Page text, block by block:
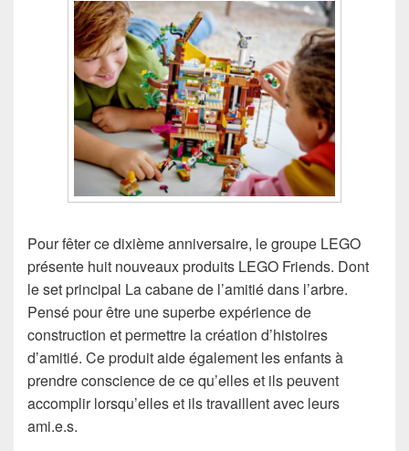
Pour fêter ce dixième anniversaire, le groupe LEGO
présente huit nouveaux produits LEGO Friends. Dont
le set principal La cabane de l’amitié dans l’arbre.
Pensé pour être une superbe expérience de
construction et permettre la création d’histoires
d’amitié. Ce produit aide également les enfants à
prendre conscience de ce qu’elles et ils peuvent
accomplir lorsqu’elles et ils travaillent avec leurs
ami.e.s.